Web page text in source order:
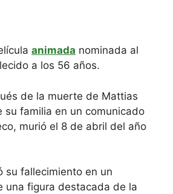
animada nominada al
a los 56 años.
de la muerte de Mattias
su familia en un comunicado
murió el 8 de abril del año
su fallecimiento en un
una figura destacada de la